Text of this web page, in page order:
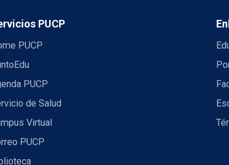
PUCP
PUCP
PUCP
de Salud
Virtual
PUCP